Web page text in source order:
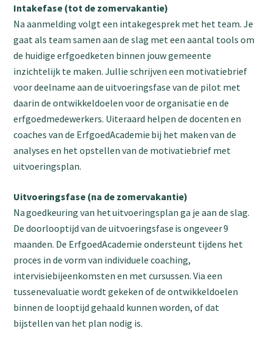
Intakefase (tot de zomervakantie)
Na aanmelding volgt een intakegesprek met het team. Je
gaat als team samen aan de slag met een aantal tools om
de huidige erfgoedketen binnen jouw gemeente
inzichtelijk te maken. Jullie schrijven een motivatiebrief
voor deelname aan de uitvoeringsfase van de pilot met
daarin de ontwikkeldoelen voor de organisatie en de
erfgoedmedewerkers. Uiteraard helpen de docenten en
coaches van de ErfgoedAcademie bij het maken van de
analyses en het opstellen van de motivatiebrief met
uitvoeringsplan.
Uitvoeringsfase (na de zomervakantie)
Na goedkeuring van het uitvoeringsplan ga je aan de slag.
De doorlooptijd van de uitvoeringsfase is ongeveer 9
maanden. De ErfgoedAcademie ondersteunt tijdens het
proces in de vorm van individuele coaching,
intervisiebijeenkomsten en met cursussen. Via een
tussenevaluatie wordt gekeken of de ontwikkeldoelen
binnen de looptijd gehaald kunnen worden, of dat
bijstellen van het plan nodig is.